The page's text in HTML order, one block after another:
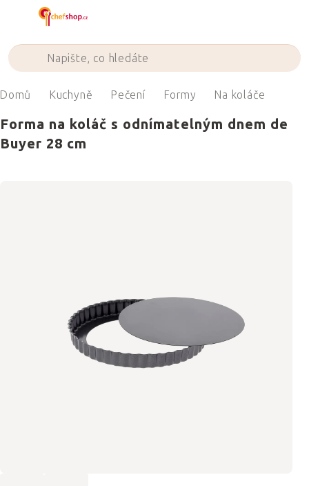
Domů Kuchyně Pečení Formy Na koláče
Forma na koláč s odnímatelným dnem de
Buyer 28 cm